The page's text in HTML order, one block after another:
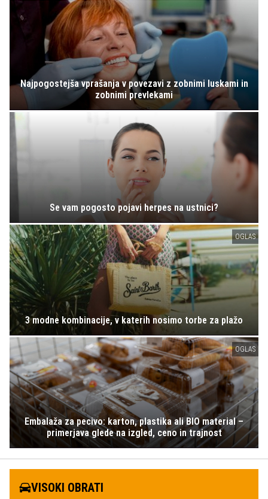
Najpogostejša vprašanja v povezavi z zobnimi luskami in
zobnimi prevlekami
Se vam pogosto pojavi herpes na ustnici?
OGLAS
3 modne kombinacije, v katerih nosimo torbe za plažo
OGLAS
Embalaža za pecivo: karton, plastika ali BIO material –
primerjava glede na izgled, ceno in trajnost
VISOKI OBRATI